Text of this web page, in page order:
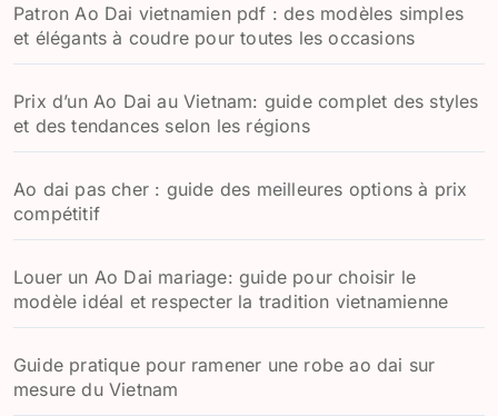
Patron Ao Dai vietnamien pdf : des modèles simples
et élégants à coudre pour toutes les occasions
Prix d’un Ao Dai au Vietnam: guide complet des styles
et des tendances selon les régions
Ao dai pas cher : guide des meilleures options à prix
compétitif
Louer un Ao Dai mariage: guide pour choisir le
modèle idéal et respecter la tradition vietnamienne
Guide pratique pour ramener une robe ao dai sur
mesure du Vietnam